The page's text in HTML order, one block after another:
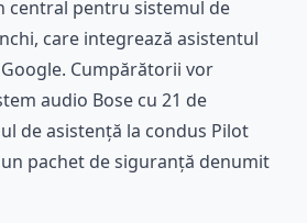
central pentru sistemul de
care integrează asistentul
Cumpărătorii vor
audio Bose cu 21 de
de asistență la condus Pilot
pachet de siguranță denumit